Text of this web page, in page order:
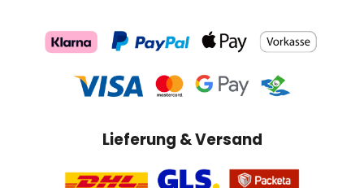
Lieferung & Versand